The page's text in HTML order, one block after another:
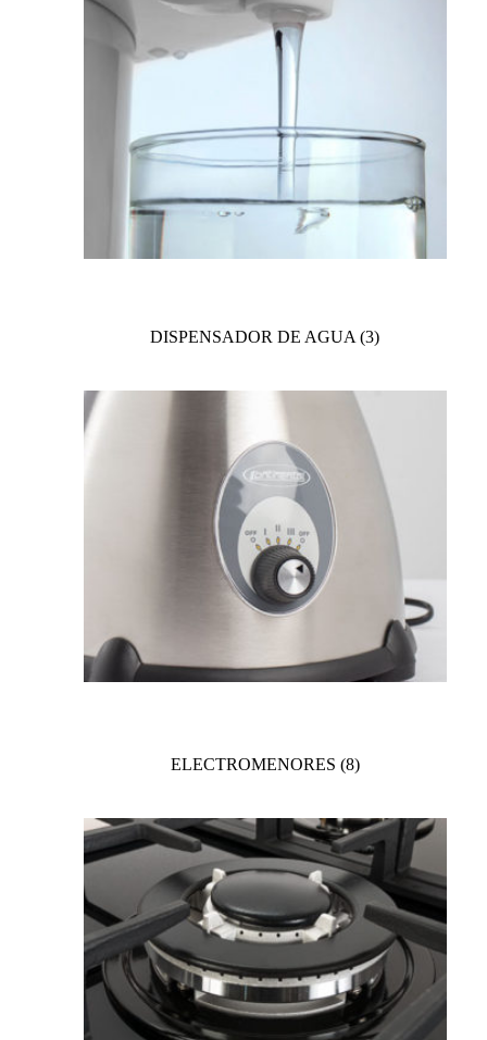
DISPENSADOR DE AGUA(3)
ELECTROMENORES (8)